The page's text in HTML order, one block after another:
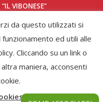
VIBONESE”
NUOVA SARDEGNA”
by Kriesi
da questo utilizzati si
ed utili alle
Cliccando su un link o
maniera, acconsenti
Policy